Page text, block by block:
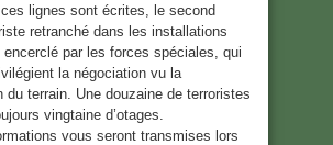
ces lignes sont écrites, le second
retranché dans les installations
par les forces spéciales, qui
la négociation vu la
du terrain. Une douzaine de terroristes
vingtaine d’otages.
vous seront transmises lors